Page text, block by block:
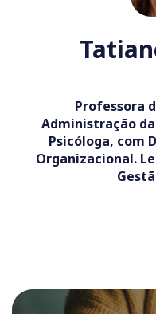
Professora
Administração
Psicóloga, com
Organizacional.